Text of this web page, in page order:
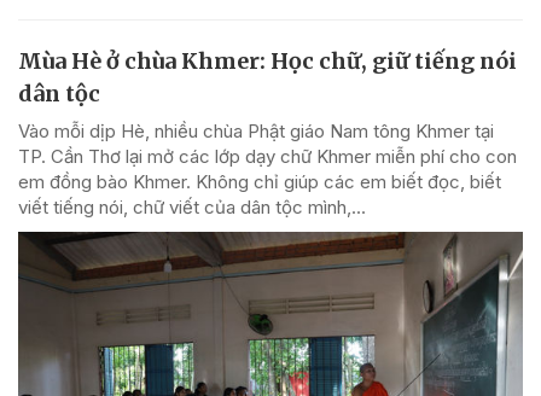
Mùa Hè ở chùa Khmer: Học chữ, giữ tiếng nói
dân tộc
Vào mỗi dịp Hè, nhiều chùa Phật giáo Nam tông Khmer tại
TP. Cần Thơ lại mở các lớp dạy chữ Khmer miễn phí cho con
em đồng bào Khmer. Không chỉ giúp các em biết đọc, biết
viết tiếng nói, chữ viết của dân tộc mình,...